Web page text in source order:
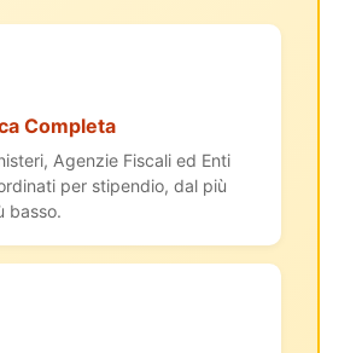
Completa
Agenzie Fiscali ed Enti
per stipendio, dal più
basso.